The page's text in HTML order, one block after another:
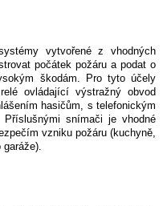
vytvořené z vhodných
počátek požáru a podat o
škodám. Pro tyto účely
ovládající výstražný obvod
hasičům, s telefonickým
snímači je vhodné
vzniku požáru (kuchyně,